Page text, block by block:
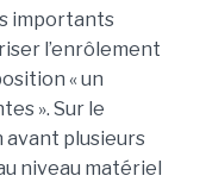
importants
l’enrôlement
« un
». Sur le
plusieurs
niveau matériel